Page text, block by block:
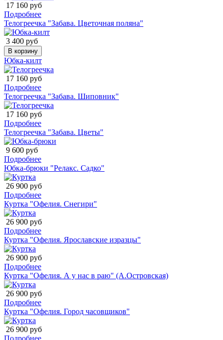
17 160 руб
Подробнее
Телогреечка "Забава. Цветочная поляна"
3 400 руб
В корзину
Юбка-килт
17 160 руб
Подробнее
Телогреечка "Забава. Шиповник"
17 160 руб
Подробнее
Телогреечка "Забава. Цветы"
9 600 руб
Подробнее
Юбка-брюки "Релакс. Садко"
26 900 руб
Подробнее
Куртка "Офелия. Снегири"
26 900 руб
Подробнее
Куртка "Офелия. Ярославские изразцы"
26 900 руб
Подробнее
Куртка "Офелия. А у нас в раю" (А.Островская)
26 900 руб
Подробнее
Куртка "Офелия. Город часовщиков"
26 900 руб
Подробнее